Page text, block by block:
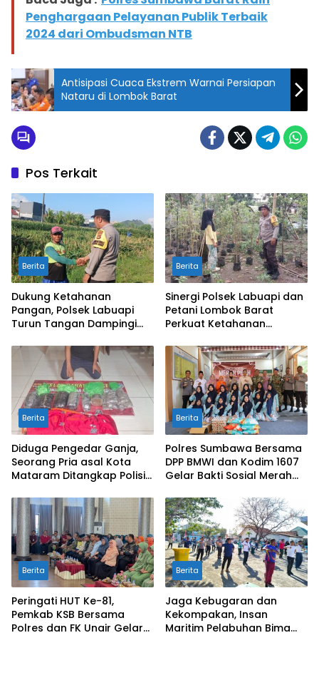
Penghargaan Pelayanan Publik Terbaik
2024 dari Ombudsman NTB
Antisipasi Cuaca Ekstrem Warnai Persiapan
Nataru di Lombok Barat
Pos Terkait
Berita
Dukung Ketahanan
Pangan, Polsek Labuapi
Turun Tangan Dampingi
Bongkot
Berita
Sinergi Polsek Labuapi dan
Petani Lombok Barat
Perkuat Ketahanan
Berita
Diduga Pengedar Ganja,
Seorang Pria asal Kota
Mataram Ditangkap Polisi
Berita
Polres Sumbawa Bersama
DPP BMWI dan Kodim 1607
Gelar Bakti Sosial Merah
Hidayatullah
Berita
Peringati HUT Ke-81,
Pemkab KSB Bersama
Polres dan FK Unair Gelar
Berita
Jaga Kebugaran dan
Kekompakan, Insan
Maritim Pelabuhan Bima